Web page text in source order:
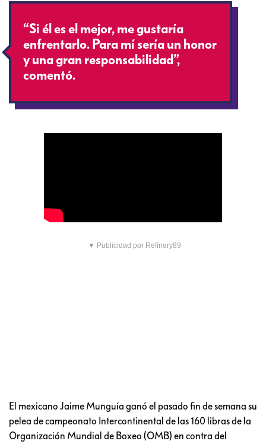
“Si él es el mejor, me gustaría
enfrentarlo. Para mí sería un honor
y una gran responsabilidad”,
comentó.
▼ Publicidad por Refinery89
El mexicano Jaime Munguía ganó el pasado fin de semana su
pelea de campeonato Intercontinental de las 160 libras de la
Organización Mundial de Boxeo (OMB) en contra del